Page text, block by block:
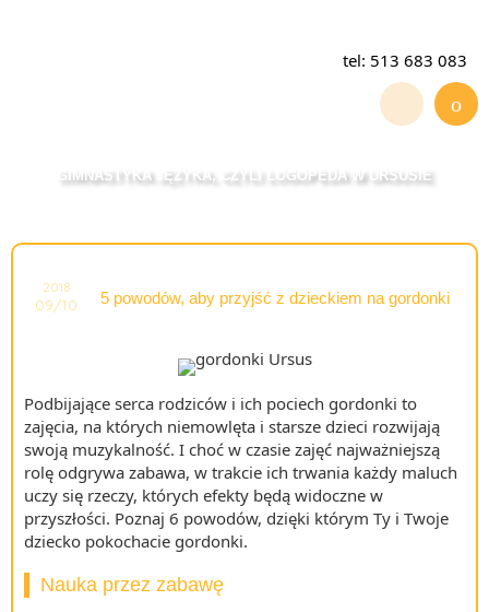
tel: 513 683 083
GIMNASTYKA JĘZYKA, CZYLI LOGOPEDA W URSUSIE
2018
09/10 5 powodów, aby przyjść z dzieckiem na gordonki
Podbijające serca rodziców i ich pociech gordonki to
zajęcia, na których niemowlęta i starsze dzieci rozwijają
swoją muzykalność. I choć w czasie zajęć najważniejszą
rolę odgrywa zabawa, w trakcie ich trwania każdy maluch
uczy się rzeczy, których efekty będą widoczne w
przyszłości. Poznaj 6 powodów, dzięki którym Ty i Twoje
dziecko pokochacie gordonki.
Nauka przez zabawę